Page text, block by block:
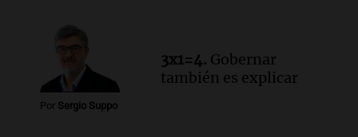
Por Sergio Suppo
3x1=4. Gobernar
también es explicar